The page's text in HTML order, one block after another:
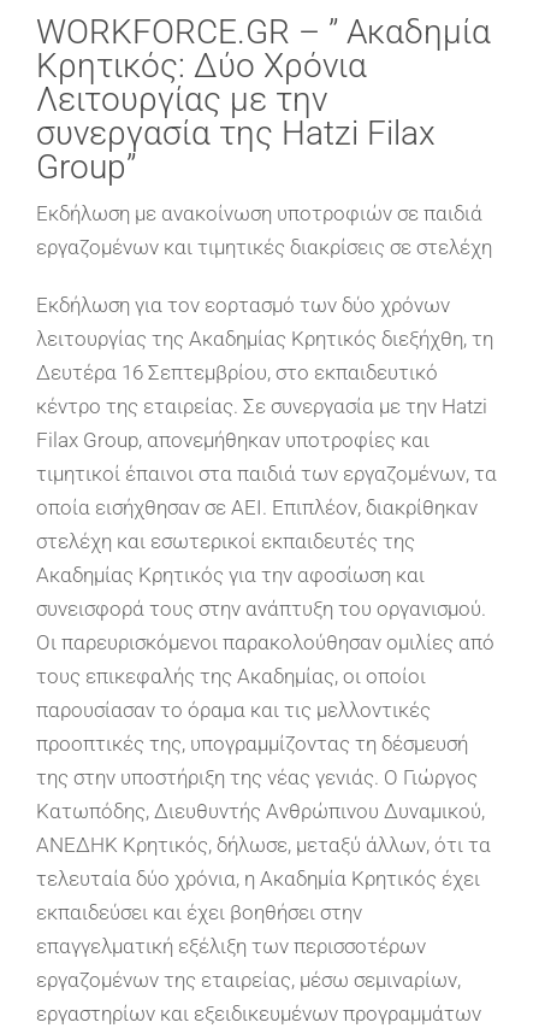
WORKFORCE.GR – ” Ακαδημία
Κρητικός: Δύο Χρόνια
Λειτουργίας με την
συνεργασία της Hatzi Filax
Group”
Εκδήλωση με ανακοίνωση υποτροφιών σε παιδιά
εργαζομένων και τιμητικές διακρίσεις σε στελέχη
Εκδήλωση για τον εορτασμό των δύο χρόνων
λειτουργίας της Ακαδημίας Κρητικός διεξήχθη, τη
Δευτέρα 16 Σεπτεμβρίου, στο εκπαιδευτικό
κέντρο της εταιρείας. Σε συνεργασία με την Hatzi
Filax Group, απονεμήθηκαν υποτροφίες και
τιμητικοί έπαινοι στα παιδιά των εργαζομένων, τα
οποία εισήχθησαν σε ΑΕΙ. Επιπλέον, διακρίθηκαν
στελέχη και εσωτερικοί εκπαιδευτές της
Ακαδημίας Κρητικός για την αφοσίωση και
συνεισφορά τους στην ανάπτυξη του οργανισμού.
Οι παρευρισκόμενοι παρακολούθησαν ομιλίες από
τους επικεφαλής της Ακαδημίας, οι οποίοι
παρουσίασαν το όραμα και τις μελλοντικές
προοπτικές της, υπογραμμίζοντας τη δέσμευσή
της στην υποστήριξη της νέας γενιάς. Ο Γιώργος
Κατωπόδης, Διευθυντής Ανθρώπινου Δυναμικού,
ΑΝΕΔΗΚ Κρητικός, δήλωσε, μεταξύ άλλων, ότι τα
τελευταία δύο χρόνια, η Ακαδημία Κρητικός έχει
εκπαιδεύσει και έχει βοηθήσει στην
επαγγελματική εξέλιξη των περισσοτέρων
εργαζομένων της εταιρείας, μέσω σεμιναρίων,
εργαστηρίων και εξειδικευμένων προγραμμάτων